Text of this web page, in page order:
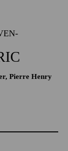
Pierre Henry